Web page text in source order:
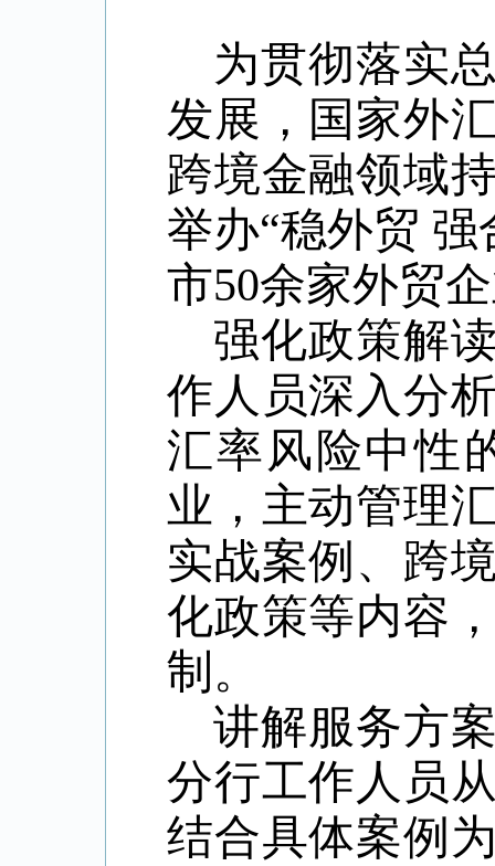
为贯彻落实
发展，国家外
跨境金融领域
举办“稳外贸
市50余家外贸
强化政策解
作人员深入分
汇率风险中性
业，主动管理
实战案例、跨
化政策等内容
制。
讲解服务方
分行工作人员
结合具体案例